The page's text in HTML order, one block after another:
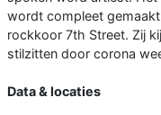
wordt compleet
rockkoor 7th Street. Zij
stilzitten door corona
Data & locaties